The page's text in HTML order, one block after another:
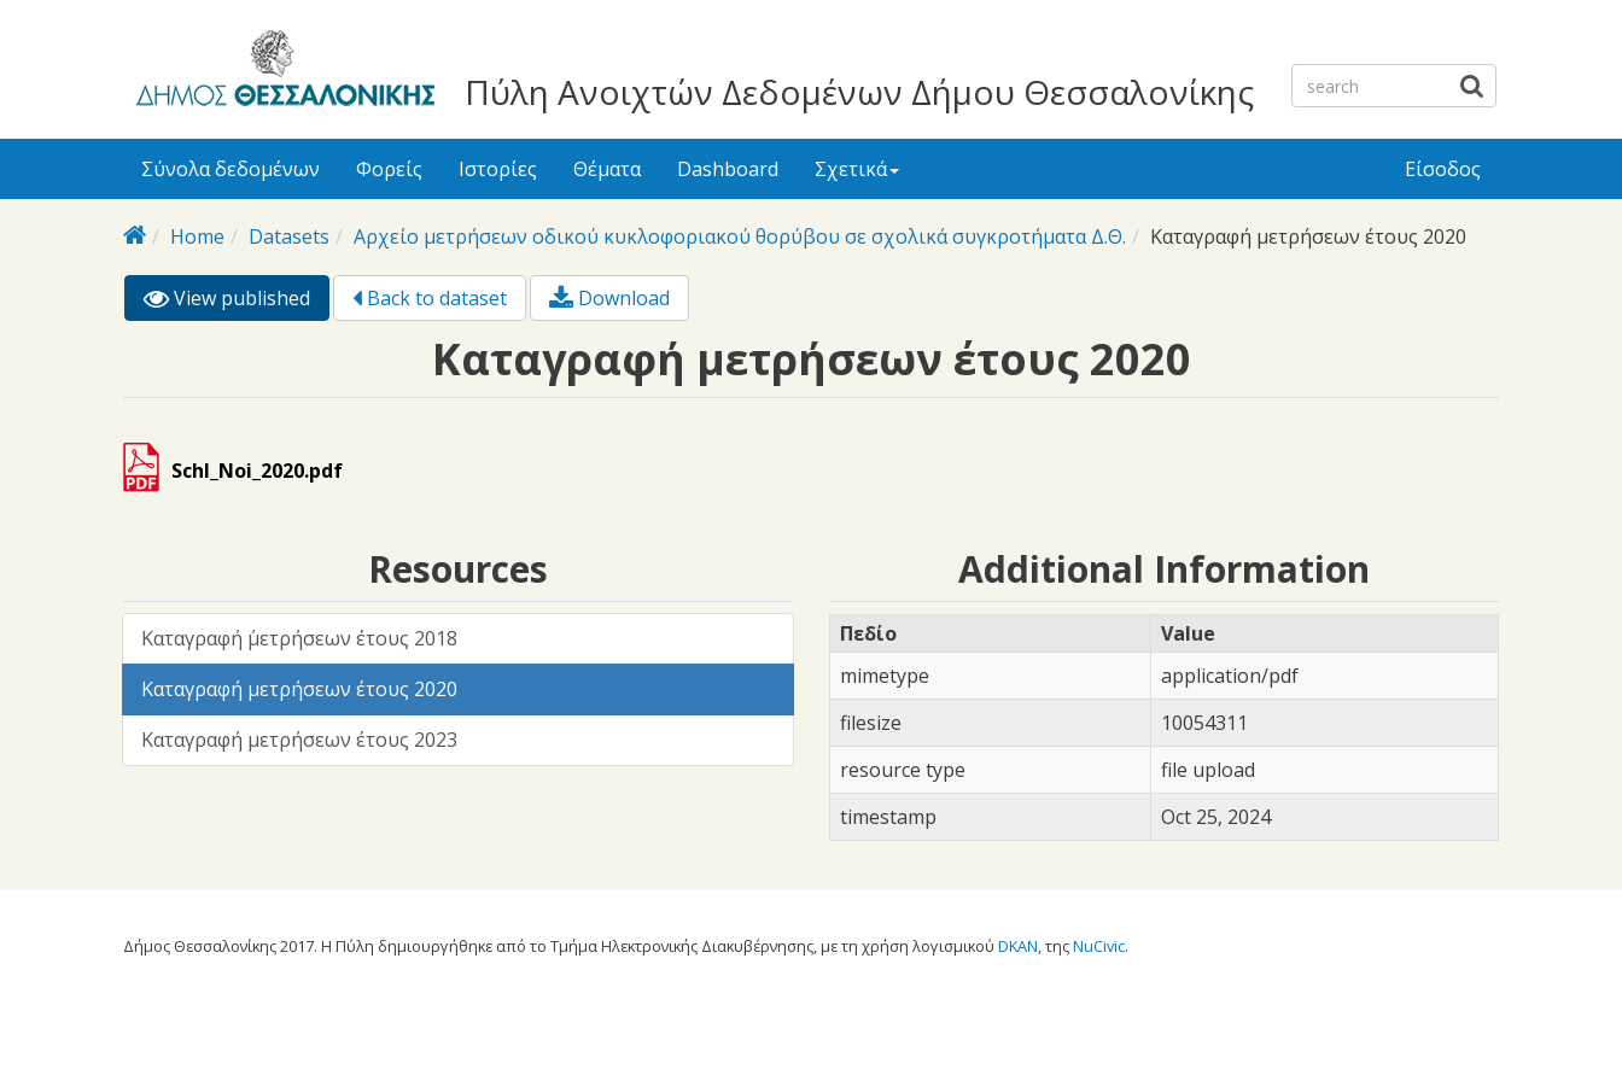
Πύλη Ανοιχτών Δεδομένων Δήμου Θεσσαλονίκης
Σύνολα δεδομένων Φορείς Ιστορίες Θέματα Dashboard Σχετικά Είσοδος
Home Datasets Αρχείο μετρήσεων οδικού κυκλοφοριακού θορύβου σε σχολικά συγκροτήματα Δ.Θ. Καταγραφή μετρήσεων έτους 2020
Primary tabs
View published (active
tab)
Back to dataset Download
Καταγραφή μετρήσεων έτους 2020
Schl_Noi_2020.pdf
Resources
Καταγραφή ΄μετρήσεων έτους 2018
Καταγραφή μετρήσεων έτους 2020
Καταγραφή μετρήσεων έτους 2023
Additional Information
Πεδίο
Value
mimetype
application/pdf
filesize
10054311
resource type
file upload
timestamp
Oct 25, 2024
Δήμος Θεσσαλονίκης 2017. Η Πύλη δημιουργήθηκε από το Τμήμα Ηλεκτρονικής Διακυβέρνησης, με τη χρήση λογισμικού DKAN, τηςNuCivic.